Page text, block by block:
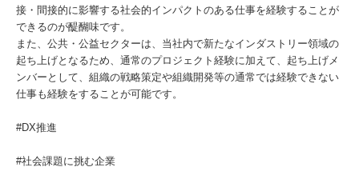
接・間接的に影響する社会的インパクトのある仕事を経験することが
できるのが醍醐味です。
また、公共・公益セクターは、当社内で新たなインダストリー領域の
起ち上げとなるため、通常のプロジェクト経験に加えて、起ち上げメ
ンバーとして、組織の戦略策定や組織開発等の通常では経験できない
仕事も経験をすることが可能です。
#DX推進
#社会課題に挑む企業